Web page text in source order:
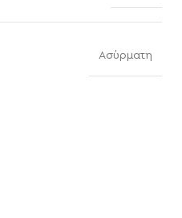
Ασύρματη